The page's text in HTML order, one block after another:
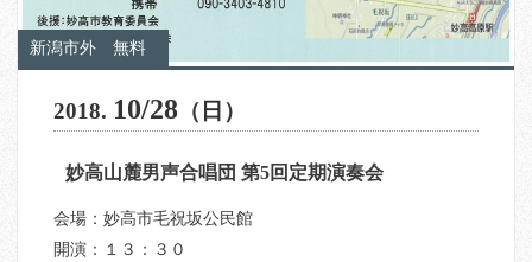
新潟市外 無料
2018. 10/28 （日）
妙高山麓男声合唱団 第5回定期演奏会
会場：妙高市毛祝坂公民館
開演：１３：３０